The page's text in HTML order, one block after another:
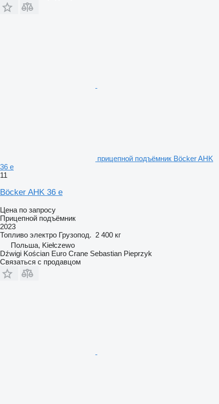
прицепной подъёмник Böcker AHK
36 e
11
Böcker AHK 36 e
Цена по запросу
Прицепной подъёмник
2023
Топливо электро Грузопод. 2 400 кг
Польша, Kiełczewo
Dźwigi Kościan Euro Crane Sebastian Pieprzyk
Связаться с продавцом